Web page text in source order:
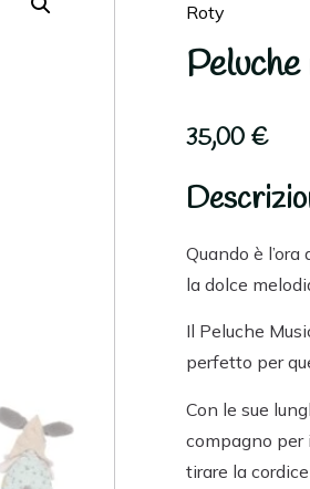
Roty
35,00 €
Quando è
la dolce
Il Peluche
perfetto per
Con le sue
compagno per
tirare la